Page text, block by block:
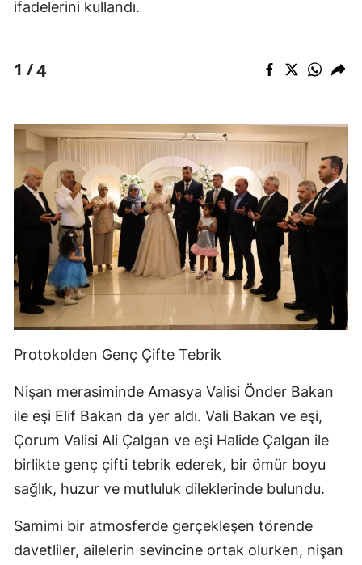
ifadelerini kullandı.
1 /4
Protokolden Genç Çifte Tebrik
Nişan merasiminde Amasya Valisi Önder Bakan
ile eşi Elif Bakan da yer aldı. Vali Bakan ve eşi,
Çorum Valisi Ali Çalgan ve eşi Halide Çalgan ile
birlikte genç çifti tebrik ederek, bir ömür boyu
sağlık, huzur ve mutluluk dileklerinde bulundu.
Samimi bir atmosferde gerçekleşen törende
davetliler, ailelerin sevincine ortak olurken, nişan